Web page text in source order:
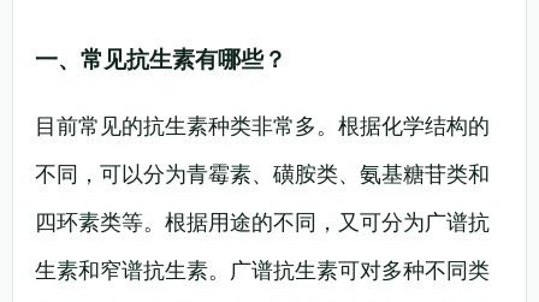
一、常见抗生素有哪些？
目前常见的抗生素种类非常多。根据化学结构的
不同，可以分为青霉素、磺胺类、氨基糖苷类和
四环素类等。根据用途的不同，又可分为广谱抗
生素和窄谱抗生素。广谱抗生素可对多种不同类